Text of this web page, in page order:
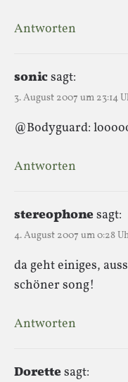
Antworten
sonicsagt:
3. August 2007 um 23:14
@Bodyguard:
Antworten
stereophonesagt:
4. August 2007 um 0:28
da geht einiges,
schöner song!
Antworten
Dorettesagt: